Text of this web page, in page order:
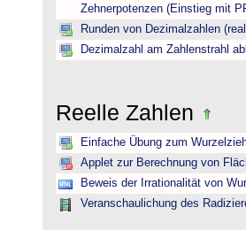
Zehnerpotenzen (Einstieg mit
Runden von Dezimalzahlen
Dezimalzahl am Zahlenstrahl
Reelle Zahlen
Einfache Übung zum
Applet zur Berechnung von
Beweis der Irrationalität von
Veranschaulichung des